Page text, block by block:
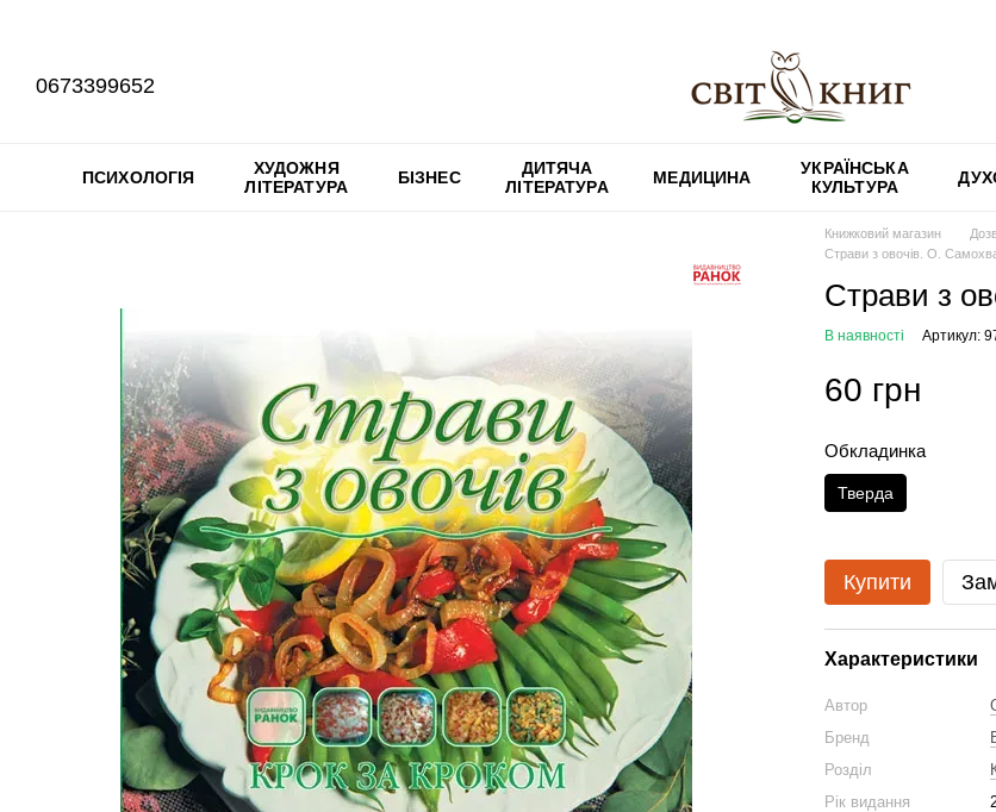
0673399652
ПСИХОЛОГІЯ
ХУДОЖНЯ
ЛІТЕРАТУРА
БІЗНЕС
ДИТЯЧА
ЛІТЕРАТУРА
МЕДИЦИНА
УКРАЇНСЬКА
КУЛЬТУРА
Книжковий магазин
Страви з овочів. О.
Страви з
В наявності Артикул:
60 грн
Обкладинка
Тверда
Купити
Характеристики
Автор
Бренд
Розділ
Рік видання